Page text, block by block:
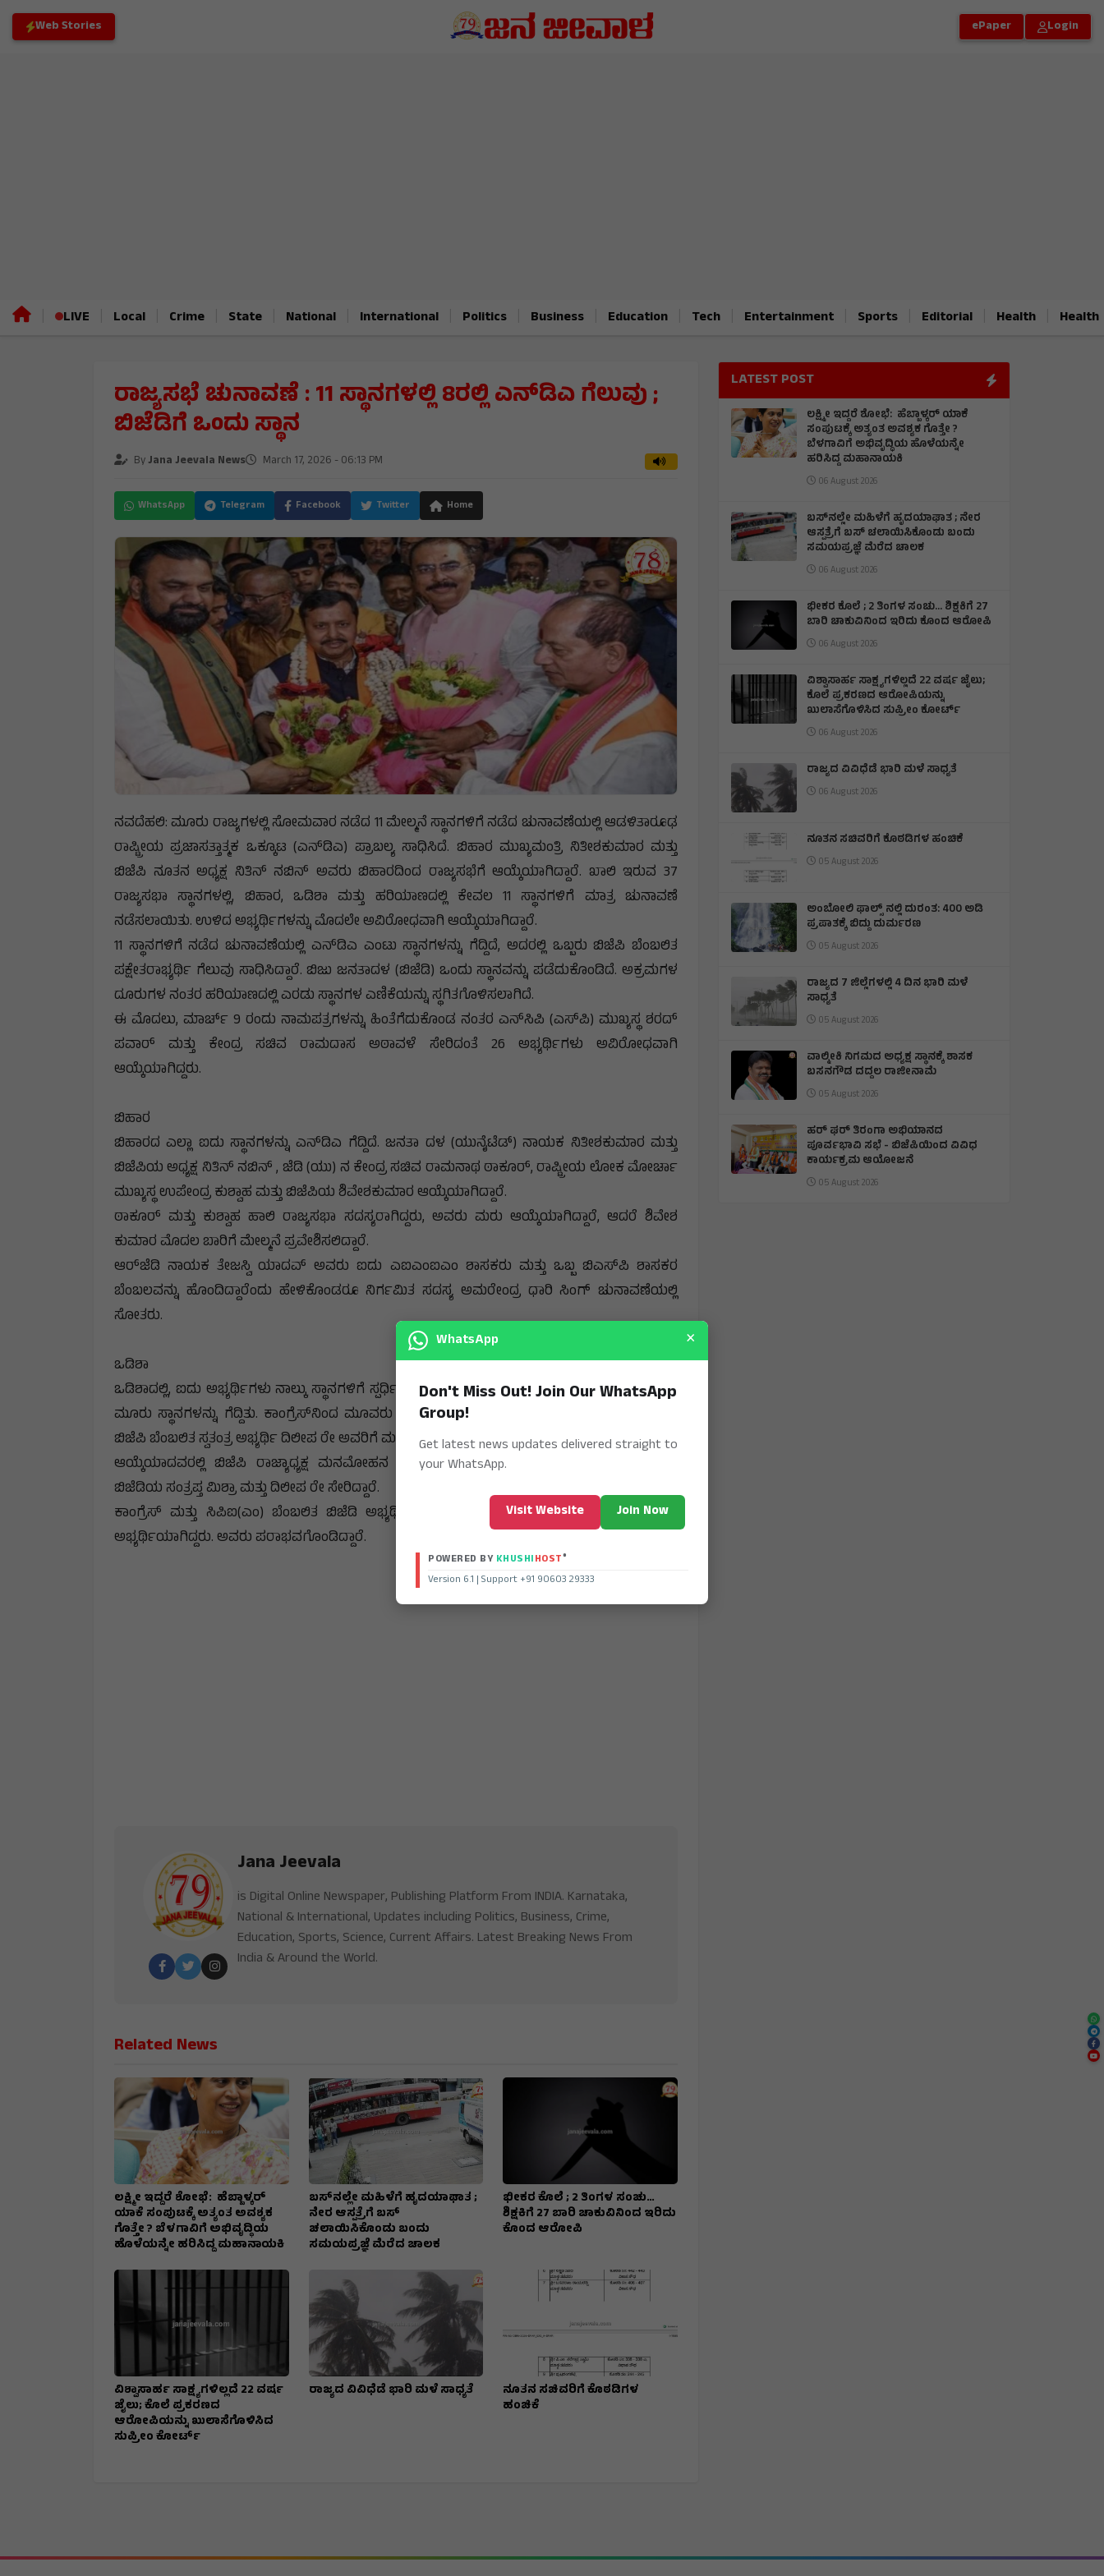
Web Stories ePaper Login
LIVE Local Crime State National International Politics Business Education Tech Entertainment Sports Editorial Health Health
ರಾಜ್ಯಸಭೆ ಚುನಾವಣೆ : 11 ಸ್ಥಾನಗಳಲ್ಲಿ 8ರಲ್ಲಿ ಎನ್‌ಡಿಎ ಗೆಲುವು ;
ಬಿಜೆಡಿಗೆ ಒಂದು ಸ್ಥಾನ
ByJana Jeevala News March 17, 2026 - 06:13 PM
WhatsApp Telegram Facebook Twitter Home
ನವದೆಹಲಿ: ಮೂರು ರಾಜ್ಯಗಳಲ್ಲಿ ಸೋಮವಾರ ನಡೆದ 11 ಮೇಲ್ಮನೆ ಸ್ಥಾನಗಳಿಗೆ ನಡೆದ ಚುನಾವಣೆಯಲ್ಲಿ ಆಡಳಿತಾರೂಢ
ರಾಷ್ಟ್ರೀಯ ಪ್ರಜಾಸತ್ತಾತ್ಮಕ ಒಕ್ಕೂಟ (ಎನ್‌ಡಿಎ) ಪ್ರಾಬಲ್ಯ ಸಾಧಿಸಿದೆ. ಬಿಹಾರ ಮುಖ್ಯಮಂತ್ರಿ ನಿತೀಶಕುಮಾರ ಮತ್ತು
ಬಿಜೆಪಿ ನೂತನ ಅಧ್ಯಕ್ಷ ನಿತಿನ್ ನಬಿನ್ ಅವರು ಬಿಹಾರದಿಂದ ರಾಜ್ಯಸಭೆಗೆ ಆಯ್ಕೆಯಾಗಿದ್ದಾರೆ. ಖಾಲಿ ಇರುವ 37
ರಾಜ್ಯಸಭಾ ಸ್ಥಾನಗಳಲ್ಲಿ, ಬಿಹಾರ, ಒಡಿಶಾ ಮತ್ತು ಹರಿಯಾಣದಲ್ಲಿ ಕೇವಲ 11 ಸ್ಥಾನಗಳಿಗೆ ಮಾತ್ರ ಚುನಾವಣೆ
ನಡೆಸಲಾಯಿತು. ಉಳಿದ ಅಭ್ಯರ್ಥಿಗಳನ್ನು ಮೊದಲೇ ಅವಿರೋಧವಾಗಿ ಆಯ್ಕೆಯಾಗಿದ್ದಾರೆ.
11 ಸ್ಥಾನಗಳಿಗೆ ನಡೆದ ಚುನಾವಣೆಯಲ್ಲಿ ಎನ್‌ಡಿಎ ಎಂಟು ಸ್ಥಾನಗಳನ್ನು ಗೆದ್ದಿದೆ, ಅದರಲ್ಲಿ ಒಬ್ಬರು ಬಿಜೆಪಿ ಬೆಂಬಲಿತ
ಪಕ್ಷೇತರಾಭ್ಯರ್ಥಿ ಗೆಲುವು ಸಾಧಿಸಿದ್ದಾರೆ. ಬಿಜು ಜನತಾದಳ (ಬಿಜೆಡಿ) ಒಂದು ಸ್ಥಾನವನ್ನು ಪಡೆದುಕೊಂಡಿದೆ. ಅಕ್ರಮಗಳ
ದೂರುಗಳ ನಂತರ ಹರಿಯಾಣದಲ್ಲಿ ಎರಡು ಸ್ಥಾನಗಳ ಎಣಿಕೆಯನ್ನು ಸ್ಥಗಿತಗೊಳಿಸಲಾಗಿದೆ.
ಈ ಮೊದಲು, ಮಾರ್ಚ್ 9 ರಂದು ನಾಮಪತ್ರಗಳನ್ನು ಹಿಂತೆಗೆದುಕೊಂಡ ನಂತರ ಎನ್‌ಸಿಪಿ (ಎಸ್‌ಪಿ) ಮುಖ್ಯಸ್ಥ ಶರದ್
ಪವಾರ್ ಮತ್ತು ಕೇಂದ್ರ ಸಚಿವ ರಾಮದಾಸ ಅಠಾವಳೆ ಸೇರಿದಂತೆ 26 ಅಭ್ಯರ್ಥಿಗಳು ಅವಿರೋಧವಾಗಿ
ಆಯ್ಕೆಯಾಗಿದ್ದರು.
ಬಿಹಾರ
ಬಿಹಾರದ ಎಲ್ಲಾ ಐದು ಸ್ಥಾನಗಳನ್ನು ಎನ್‌ಡಿಎ ಗೆದ್ದಿದೆ. ಜನತಾ ದಳ (ಯುನೈಟೆಡ್) ನಾಯಕ ನಿತೀಶಕುಮಾರ ಮತ್ತು
ಬಿಜೆಪಿಯ ಅಧ್ಯಕ್ಷ ನಿತಿನ್ ನಬಿನ್ , ಜೆಡಿ (ಯು) ನ ಕೇಂದ್ರ ಸಚಿವ ರಾಮನಾಥ ಠಾಕೂರ್, ರಾಷ್ಟ್ರೀಯ ಲೋಕ ಮೋರ್ಚಾ
ಮುಖ್ಯಸ್ಥ ಉಪೇಂದ್ರ ಕುಶ್ವಾಹ ಮತ್ತು ಬಿಜೆಪಿಯ ಶಿವೇಶಕುಮಾರ ಆಯ್ಕೆಯಾಗಿದ್ದಾರೆ.
ಠಾಕೂರ್ ಮತ್ತು ಕುಶ್ವಾಹ ಹಾಲಿ ರಾಜ್ಯಸಭಾ ಸದಸ್ಯರಾಗಿದ್ದರು, ಅವರು ಮರು ಆಯ್ಕೆಯಾಗಿದ್ದಾರೆ, ಆದರೆ ಶಿವೇಶ
ಕುಮಾರ ಮೊದಲ ಬಾರಿಗೆ ಮೇಲ್ಮನೆ ಪ್ರವೇಶಿಸಲಿದ್ದಾರೆ.
ಆರ್‌ಜೆಡಿ ನಾಯಕ ತೇಜಸ್ವಿ ಯಾದವ್ ಅವರು ಐದು ಎಐಎಂಐಎಂ ಶಾಸಕರು ಮತ್ತು ಒಬ್ಬ ಬಿಎಸ್‌ಪಿ ಶಾಸಕರ
ಬೆಂಬಲವನ್ನು ಹೊಂದಿದ್ದಾರೆಂದು ಹೇಳಿಕೊಂಡರೂ ನಿರ್ಗಮಿತ ಸದಸ್ಯ ಅಮರೇಂದ್ರ ಧಾರಿ ಸಿಂಗ್ ಚುನಾವಣೆಯಲ್ಲಿ
ಸೋತರು.
ಒಡಿಶಾ
ಒಡಿಶಾದಲ್ಲಿ, ಐದು ಅಭ್ಯರ್ಥಿಗಳು ನಾಲ್ಕು ಸ್ಥಾನಗಳಿಗೆ ಸ್ಪರ್ಧಿಸಿದರು. ಅಡ್ಡ ಮತದಾನದ ವರದಿಗಳ ನಡುವೆಯೂ ಬಿಜೆಪಿ
ಮೂರು ಸ್ಥಾನಗಳನ್ನು ಗೆದ್ದಿತು. ಕಾಂಗ್ರೆಸ್‌ನಿಂದ ಮೂವರು ಮತ್ತು ಬಿಜೆಡಿಯ ಇಬ್ಬರು ಸೇರಿ ಕನಿಷ್ಠ ಐವರು ಶಾಸಕರು
ಬಿಜೆಪಿ ಬೆಂಬಲಿತ ಸ್ವತಂತ್ರ ಅಭ್ಯರ್ಥಿ ದಿಲೀಪ ರೇ ಅವರಿಗೆ ಮತ ಹಾಕಿದ್ದಾರೆ ಎಂದು ವರದಿಯಾಗಿದೆ.
ಆಯ್ಕೆಯಾದವರಲ್ಲಿ ಬಿಜೆಪಿ ರಾಜ್ಯಾಧ್ಯಕ್ಷ ಮನಮೋಹನ ಸಮಲ್, ಹಾಲಿ ರಾಜ್ಯಸಭಾ ಸಂಸದ ಸುಜೀತಕುಮಾರ,
ಬಿಜೆಡಿಯ ಸಂತ್ರಪ್ತ ಮಿಶ್ರಾ ಮತ್ತು ದಿಲೀಪ ರೇ ಸೇರಿದ್ದಾರೆ.
ಕಾಂಗ್ರೆಸ್ ಮತ್ತು ಸಿಪಿಐ(ಎಂ) ಬೆಂಬಲಿತ ಬಿಜೆಡಿ ಅಭ್ಯರ್ಥಿ ಮತ್ತು ಡಾ. ದತ್ತೇಶ್ವರ ಹೋಟಾ ಸ್ಪರ್ಧೆಯಲ್ಲಿ ಐದನೇ
ಅಭ್ಯರ್ಥಿಯಾಗಿದ್ದರು. ಅವರು ಪರಾಭವಗೊಂಡಿದ್ದಾರೆ.
Jana Jeevala
is Digital Online Newspaper, Publishing Platform From INDIA. Karnataka,
National & International, Updates including Politics, Business, Crime,
Education, Sports, Science, Current Affairs. Latest Breaking News From
India & Around the World.
Related News
ಲಕ್ಷ್ಮೀ ಇದ್ದರೆ ಶೋಭೆ: ಹೆಬ್ಬಾಳ್ಕರ್
ಯಾಕೆ ಸಂಪುಟಕ್ಕೆ ಅತ್ಯಂತ ಅವಶ್ಯಕ
ಗೊತ್ತೇ ? ಬೆಳಗಾವಿಗೆ ಅಭಿವೃದ್ಧಿಯ
ಹೊಳೆಯನ್ನೇ ಹರಿಸಿದ್ದ ಮಹಾನಾಯಕಿ
ಬಸ್‌ನಲ್ಲೇ ಮಹಿಳೆಗೆ ಹೃದಯಾಘಾತ ;
ನೇರ ಆಸ್ಪತ್ರೆಗೆ ಬಸ್‌
ಚಲಾಯಿಸಿಕೊಂಡು ಬಂದು
ಸಮಯಪ್ರಜ್ಞೆ ಮೆರೆದ ಚಾಲಕ
ಭೀಕರ ಕೊಲೆ ; 2 ತಿಂಗಳ ಸಂಚು…
ಶಿಕ್ಷಕಿಗೆ 27 ಬಾರಿ ಚಾಕುವಿನಿಂದ ಇರಿದು
ಕೊಂದ ಆರೋಪಿ
ವಿಶ್ವಾಸಾರ್ಹ ಸಾಕ್ಷ್ಯಗಳಿಲ್ಲದೆ 22 ವರ್ಷ
ಜೈಲು; ಕೊಲೆ ಪ್ರಕರಣದ
ಆರೋಪಿಯನ್ನು ಖುಲಾಸೆಗೊಳಿಸಿದ
ಸುಪ್ರೀಂ ಕೋರ್ಟ್
ರಾಜ್ಯದ ವಿವಿಧೆಡೆ ಭಾರಿ ಮಳೆ ಸಾಧ್ಯತೆ
ನೂತನ ಸಚಿವರಿಗೆ ಕೊಠಡಿಗಳ
ಹಂಚಿಕೆ
LATEST POST
ಲಕ್ಷ್ಮೀ ಇದ್ದರೆ ಶೋಭೆ: ಹೆಬ್ಬಾಳ್ಕರ್ ಯಾಕೆ
ಸಂಪುಟಕ್ಕೆ ಅತ್ಯಂತ ಅವಶ್ಯಕ ಗೊತ್ತೇ ?
ಬೆಳಗಾವಿಗೆ ಅಭಿವೃದ್ಧಿಯ ಹೊಳೆಯನ್ನೇ
ಹರಿಸಿದ್ದ ಮಹಾನಾಯಕಿ
06 August 2026
ಬಸ್‌ನಲ್ಲೇ ಮಹಿಳೆಗೆ ಹೃದಯಾಘಾತ ; ನೇರ
ಆಸ್ಪತ್ರೆಗೆ ಬಸ್‌ ಚಲಾಯಿಸಿಕೊಂಡು ಬಂದು
ಸಮಯಪ್ರಜ್ಞೆ ಮೆರೆದ ಚಾಲಕ
06 August 2026
ಭೀಕರ ಕೊಲೆ ; 2 ತಿಂಗಳ ಸಂಚು… ಶಿಕ್ಷಕಿಗೆ 27
ಬಾರಿ ಚಾಕುವಿನಿಂದ ಇರಿದು ಕೊಂದ ಆರೋಪಿ
06 August 2026
ವಿಶ್ವಾಸಾರ್ಹ ಸಾಕ್ಷ್ಯಗಳಿಲ್ಲದೆ 22 ವರ್ಷ ಜೈಲು;
ಕೊಲೆ ಪ್ರಕರಣದ ಆರೋಪಿಯನ್ನು
ಖುಲಾಸೆಗೊಳಿಸಿದ ಸುಪ್ರೀಂ ಕೋರ್ಟ್
06 August 2026
ರಾಜ್ಯದ ವಿವಿಧೆಡೆ ಭಾರಿ ಮಳೆ ಸಾಧ್ಯತೆ
06 August 2026
ನೂತನ ಸಚಿವರಿಗೆ ಕೊಠಡಿಗಳ ಹಂಚಿಕೆ
05 August 2026
ಅಂಬೋಲಿ ಫಾಲ್ಸ್ ನಲ್ಲಿ ದುರಂತ: 400 ಅಡಿ
ಪ್ರಪಾತಕ್ಕೆ ಬಿದ್ದು ದುರ್ಮರಣ
05 August 2026
ರಾಜ್ಯದ 7 ಜಿಲ್ಲೆಗಳಲ್ಲಿ 4 ದಿನ ಭಾರಿ ಮಳೆ
ಸಾಧ್ಯತೆ
05 August 2026
ವಾಲ್ಮೀಕಿ ನಿಗಮದ ಅಧ್ಯಕ್ಷ ಸ್ಥಾನಕ್ಕೆ ಶಾಸಕ
ಬಸನಗೌಡ ದದ್ದಲ ರಾಜೀನಾಮೆ
05 August 2026
ಹರ್ ಘರ್ ತಿರಂಗಾ ಅಭಿಯಾನದ
ಪೂರ್ವಭಾವಿ ಸಭೆ - ಬಿಜೆಪಿಯಿಂದ ವಿವಿಧ
ಕಾರ್ಯಕ್ರಮ ಆಯೋಜನೆ
05 August 2026
WhatsApp ×
Don't Miss Out! Join Our WhatsApp
Group!
Get latest news updates delivered straight to
your WhatsApp.
Visit Website Join Now
POWERED BY KHUSHIHOST®
Version 6.1 | Support +91 90603 29333